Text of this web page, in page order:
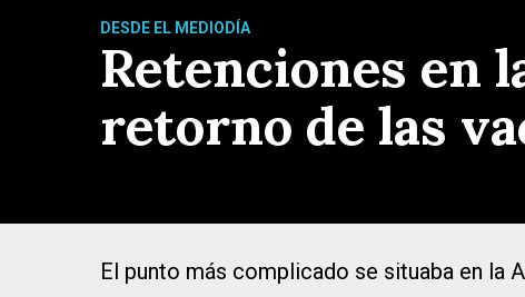
DESDE EL MEDIODÍA
Retenciones en
retorno de las
El punto más complicado se situaba en la